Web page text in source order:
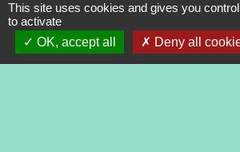
This site uses cookies and gives you
to activate
OK, accept all
Deny all